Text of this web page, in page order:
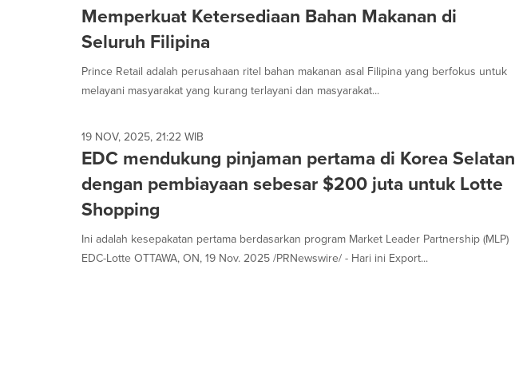
option
is
selected.
Memperkuat Ketersediaan Bahan Makanan di
Seluruh Filipina
Prince Retail adalah perusahaan ritel bahan makanan asal Filipina yang berfokus untuk
melayani masyarakat yang kurang terlayani dan masyarakat...
19 NOV, 2025, 21:22 WIB
EDC mendukung pinjaman pertama di Korea Selatan
dengan pembiayaan sebesar $200 juta untuk Lotte
Shopping
Ini adalah kesepakatan pertama berdasarkan program Market Leader Partnership (MLP)
EDC-Lotte OTTAWA, ON, 19 Nov. 2025 /PRNewswire/ - Hari ini Export...